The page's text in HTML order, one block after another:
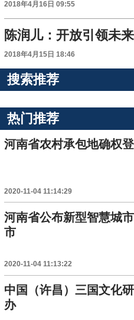
2018年4月16日 09:55
陈润儿：开放引领未
2018年4月15日 18:46
搜索推荐
热门推荐
河南省农村承包地确权
2020-11-04 11:14:29
河南省公布新型智慧城
市
2020-11-04 11:13:22
中国（许昌）三国文化
办